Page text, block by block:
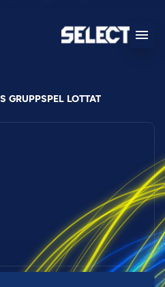
GRUPPSPEL LOTTAT